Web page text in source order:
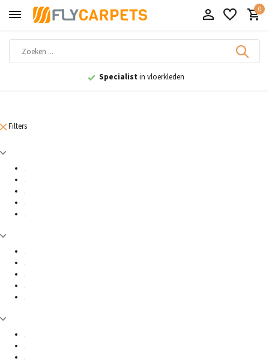
0
Specialistin vloerkleden
Filters